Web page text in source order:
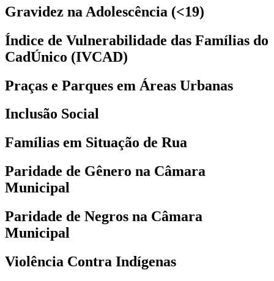
Gravidez na Adolescência (<19)
Índice de Vulnerabilidade das Famílias do
CadÚnico (IVCAD)
Praças e Parques em Áreas Urbanas
Inclusão Social
Famílias em Situação de Rua
Paridade de Gênero na Câmara
Municipal
Paridade de Negros na Câmara
Municipal
Violência Contra Indígenas